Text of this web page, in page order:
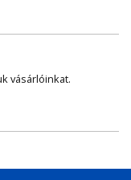
vásárlóinkat.